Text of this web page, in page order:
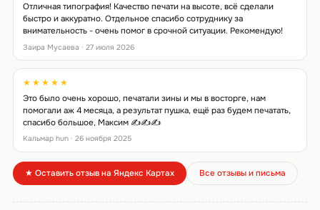
Отличная типография! Качество печати на высоте, всё сделали
быстро и аккуратно. Отдельное спасибо сотруднику за
внимательность - очень помог в срочной ситуации. Рекомендую!
Заира Мусаева · 27 июля 2026
★★★★★
Это было очень хорошо, печатали зины и мы в восторге, нам
помогали аж 4 месяца, а результат пушка, ещё раз будем печатать,
спасибо большое, Максим ✍️✍️✍️
Кальмар hun · 26 ноября 2025
★ Оставить отзыв на Яндекс Картах Все отзывы и письма